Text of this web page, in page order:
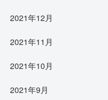
2021年12月
2021年11月
2021年10月
2021年9月